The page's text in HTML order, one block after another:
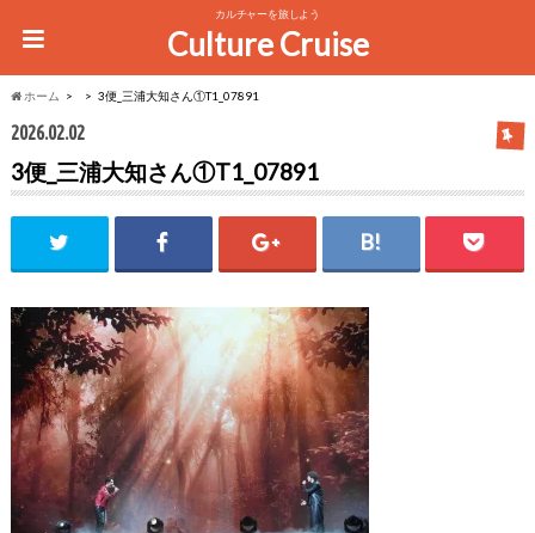
カルチャーを旅しよう
Culture Cruise
ホーム 3便_三浦大知さん①T1_07891
2026.02.02
3便_三浦大知さん①T1_07891